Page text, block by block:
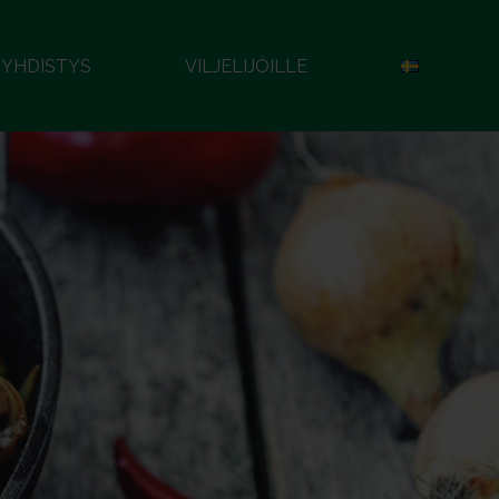
YHDISTYS VILJELIJÖILLE